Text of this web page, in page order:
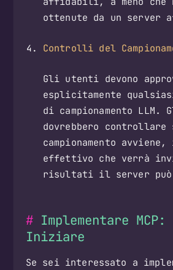
ottenute da un server
Controlli del
Gli utenti devono
esplicitamente
di campionamento
dovrebbero
campionamento
effettivo che verrà
risultati il server può
Implementare MCP:
Iniziare
Se sei interessato a